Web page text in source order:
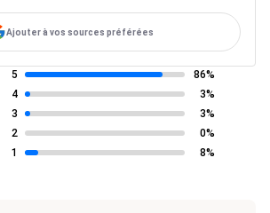
Ajouter à vos sources préférées
5
86%
4
3%
3
3%
2
0%
1
8%